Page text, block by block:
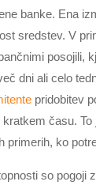
banke. Ena
sredstev. V
posojili,
dni ali celo
pridobitev
času. To
primerih, ko
so pogoji